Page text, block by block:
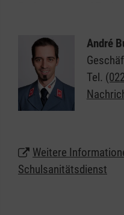
gestellten Räume,
Schulsanitätsdienst in
Schulleitung in ihrer
Sicherheit der
Wir möchten jungen
und vielleicht sogar
André
Tel.
Weitere
Schulsanitätsdienst